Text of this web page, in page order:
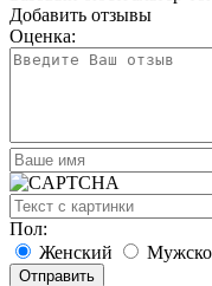
Добавить отзывы
Оценка:
Пол:
Женский